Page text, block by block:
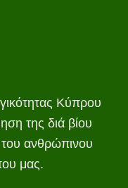
Κύπρου
της διά βίου
ανθρώπινου
μας.